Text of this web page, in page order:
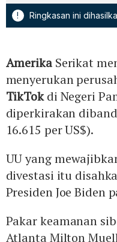
! Ringkasan ini
AmerikaSerikat
menyerukan
TikTokdi Negeri
diperkirakan
16.615 per US$).
UU yang
divestasi itu
Presiden Joe Biden
Pakar keamanan
Atlanta Milton